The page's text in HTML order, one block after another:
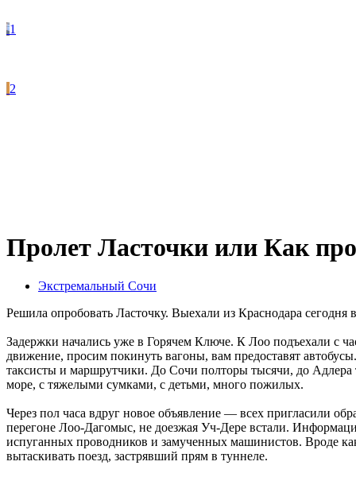
1
2
Пролет Ласточки или Как
Экстремальный Сочи
Решила опробовать Ласточку. Выехали из Краснодара
Задержки начались уже в Горячем Ключе. К Лоо подъехали с
движение, просим покинуть вагоны, вам предоставят
таксисты и маршрутчики. До Сочи полторы тысячи, до Адлера
море, с тяжелыми сумками, с детьми, много пожилых.
Через пол часа вдруг новое объявление — всех пригласили
перегоне Лоо-Дагомыс, не доезжая Уч-Дере встали.
испуганных проводников и замученных машинистов. Вроде
вытаскивать поезд, застрявший прям в туннеле.